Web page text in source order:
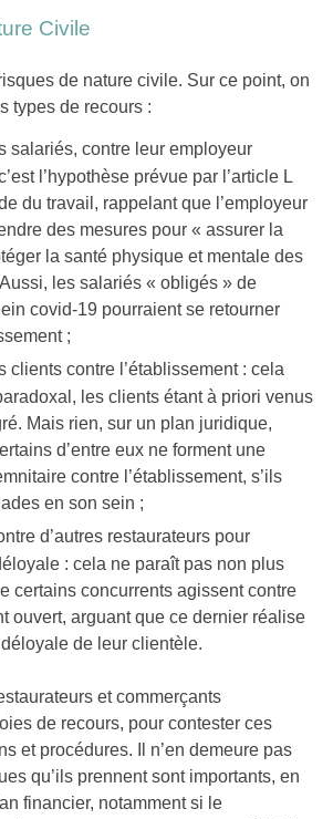
Civile
de nature civile. Sur ce point, on
types de recours :
salariés, contre leur employeur
l’hypothèse prévue par l’article L
du travail, rappelant que l’employeur
des mesures pour « assurer la
la santé physique et mentale des
les salariés « obligés » de
covid-19 pourraient se retourner
;
clients contre l’établissement : cela
les clients étant à priori venus
Mais rien, sur un plan juridique,
d’entre eux ne forment une
contre l’établissement, s’ils
en son sein ;
d’autres restaurateurs pour
: cela ne paraît pas non plus
certains concurrents agissent contre
ouvert, arguant que ce dernier réalise
de leur clientèle.
et commerçants
de recours, pour contester ces
et procédures. Il n’en demeure pas
qu’ils prennent sont importants, en
financier, notamment si le